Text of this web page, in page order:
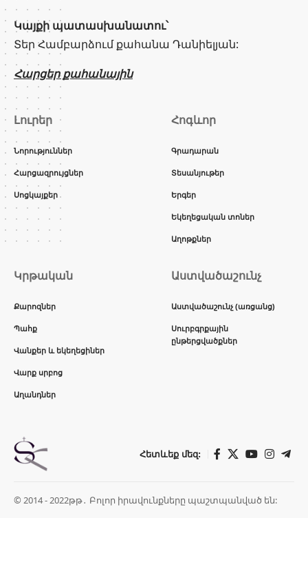
Կայքի պատասխանատու՝
Տեր Համբարձում քահանա Դանիելյան:
Հարցեր քահանային
Լուրեր
Նորություններ
Հարցազրույցներ
Սոցկայքեր
Հոգևոր
Գրադարան
Տեսանյութեր
Երգեր
Եկեղեցական տոներ
Աղոթքներ
Կրթական
Քարոզներ
Պահք
Վանքեր և եկեղեցիներ
Վարք սրբոց
Աղանդներ
Աստվածաշունչ
Աստվածաշունչ (առցանց)
Սուրբգրքային
ընթերցվածքներ
Հետևեք մեզ:
© 2014 - 2022թթ․ Բոլոր իրավունքները պաշտպանված են: